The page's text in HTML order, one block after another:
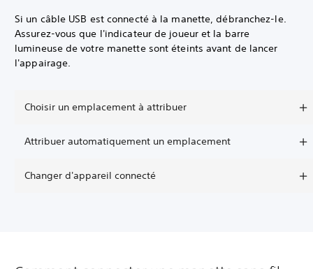
Si un câble USB est connecté à la manette, débranchez-le.
Assurez-vous que l'indicateur de joueur et la barre
lumineuse de votre manette sont éteints avant de lancer
l'appairage.
Choisir un emplacement à attribuer
Attribuer automatiquement un emplacement
Changer d'appareil connecté